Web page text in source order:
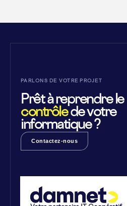
PARLONS DE VOTRE PROJET
Prêt à reprendre le
contrôlede votre
informatique ?
Contactez-nous